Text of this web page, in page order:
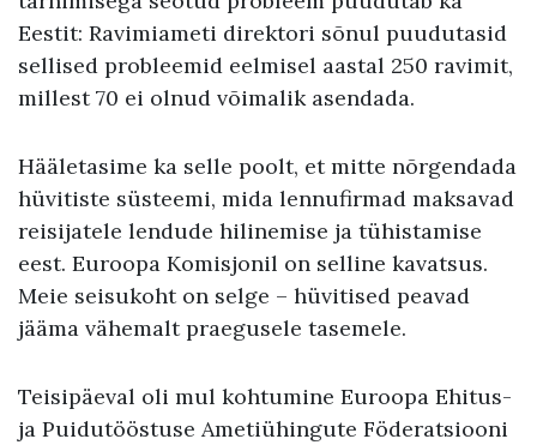
Eestit: Ravimiameti direktori sõnul puudutasid
sellised probleemid eelmisel aastal 250 ravimit,
millest 70 ei olnud võimalik asendada.
Hääletasime ka selle poolt, et mitte nõrgendada
hüvitiste süsteemi, mida lennufirmad maksavad
reisijatele lendude hilinemise ja tühistamise
eest. Euroopa Komisjonil on selline kavatsus.
Meie seisukoht on selge – hüvitised peavad
jääma vähemalt praegusele tasemele.
Teisipäeval oli mul kohtumine Euroopa Ehitus-
ja Puidutööstuse Ametiühingute Föderatsiooni